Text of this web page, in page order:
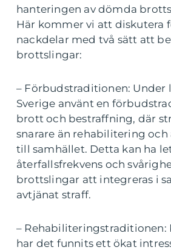
hanteringen av dömda
Här kommer vi att diskutera
nackdelar med två sätt att
brottslingar:
– Förbudstraditionen: Under
Sverige använt en
brott och bestraffning, där
snarare än rehabilitering och
till samhället. Detta kan ha
återfallsfrekvens och
brottslingar att integreras i
avtjänat straff.
– Rehabiliteringstraditionen:
har det funnits ett ökat